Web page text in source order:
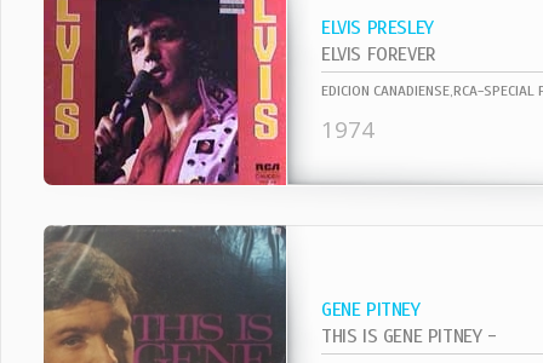
ELVIS PRESLEY
ELVIS FOREVER
EDICION CANADIENSE,RCA-
1974
GENE PITNEY
THIS IS GENE PITNEY -